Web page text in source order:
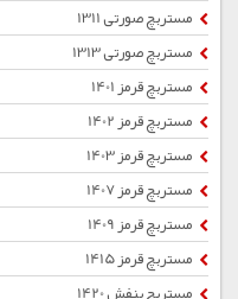
مستربچ صورتی 1311
مستربچ صورتی 1313
مستربچ قرمز 1401
مستربچ قرمز 1402
مستربچ قرمز 1403
مستربچ قرمز 1407
مستربچ قرمز 1409
مستربچ قرمز 1415